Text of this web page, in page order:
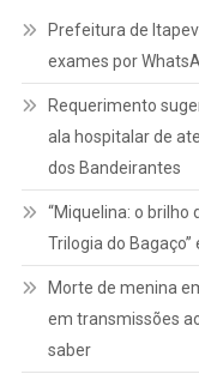
Prefeitura de
exames por
Requerimento
ala hospitalar de
dos Bandeirantes
“Miquelina: o brilho
Trilogia do
Morte de menina
em transmissões
saber